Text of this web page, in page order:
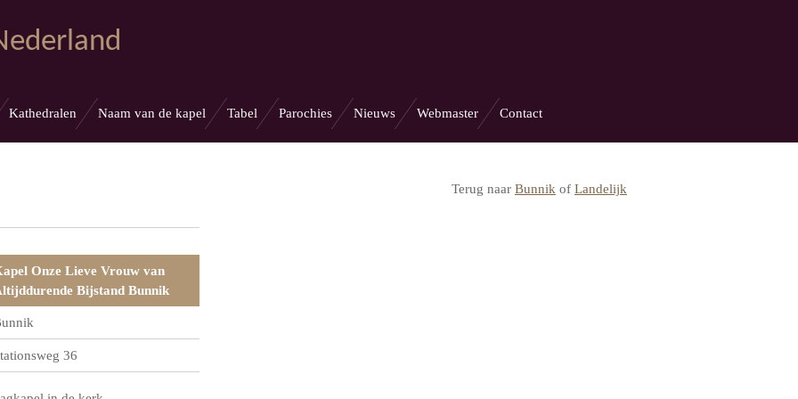
Kathedralen Naam van de kapel Tabel Parochies Nieuws Webmaster Contact
Terug naar Bunnik of Landelijk
Onze Lieve Vrouw van
Bijstand Bunnik
36